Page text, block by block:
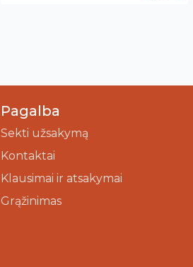
Pagalba
Sekti užsakymą
Kontaktai
Klausimai ir atsakymai
Grąžinimas